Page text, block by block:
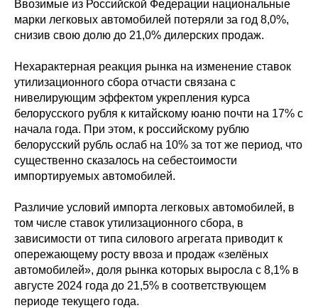
Ввозимые из Российской Федерации национальные
марки легковых автомобилей потеряли за год 8,0%,
снизив свою долю до 21,0% дилерских продаж.
Нехарактерная реакция рынка на изменение ставок
утилизационного сбора отчасти связана с
нивелирующим эффектом укрепления курса
белорусского рубля к китайскому юаню почти на 17% с
начала года. При этом, к российскому рублю
белорусский рубль ослаб на 10% за тот же период, что
существенно сказалось на себестоимости
импортируемых автомобилей.
Различие условий импорта легковых автомобилей, в
том числе ставок утилизационного сбора, в
зависимости от типа силового агрегата приводит к
опережающему росту ввоза и продаж «зелёных
автомобилей», доля рынка которых выросла с 8,1% в
августе 2024 года до 21,5% в соответствующем
периоде текущего года.